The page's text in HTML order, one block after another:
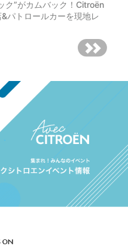
ク”がカムバック！Citroën
パトロールカーを現地レ